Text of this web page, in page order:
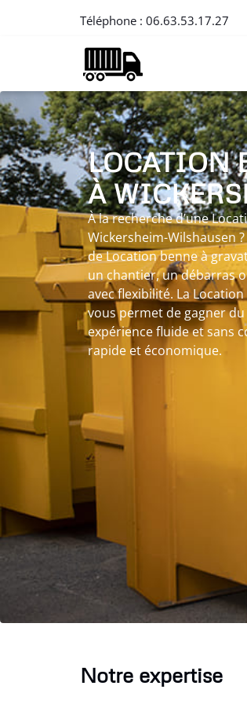
Téléphone : 06.63.53.17.27
LOCATION
À
À la recherche d’une
Wickersheim-Wilshausen
de Location benne à
un chantier, un débarras
avec flexibilité. La
vous permet de gagner
expérience fluide et sans
rapide et économique.
Notre expertise